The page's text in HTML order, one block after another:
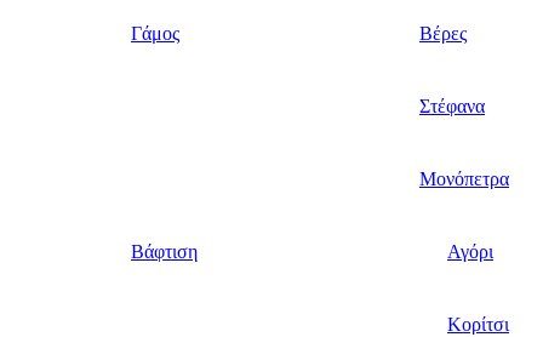
Γάμος Βέρες
Στέφανα
Μονόπετρα
Βάφτιση Αγόρι
Κορίτσι